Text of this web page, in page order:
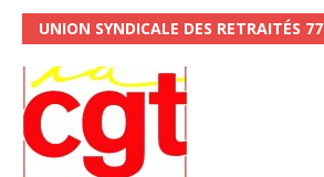
UNION SYNDICALE DES RETRAITÉS 77